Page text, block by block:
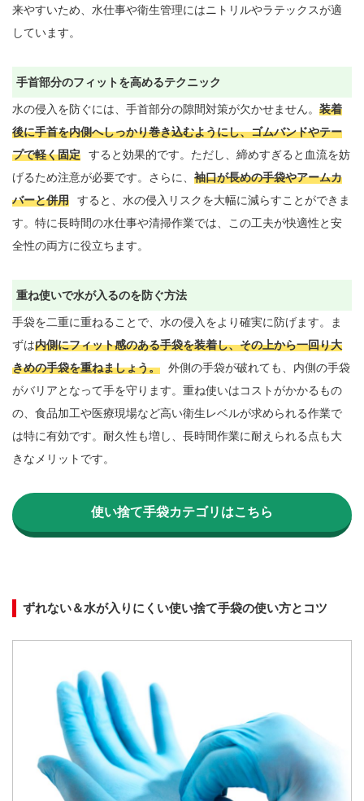
来やすいため、水仕事や衛生管理にはニトリルやラテックスが適
しています。
手首部分のフィットを高めるテクニック
水の侵入を防ぐには、手首部分の隙間対策が欠かせません。 装着
後に手首を内側へしっかり巻き込むようにし、ゴムバンドやテー
プで軽く固定
すると効果的です。ただし、締めすぎると血流を妨
げるため注意が必要です。さらに、 袖口が長めの手袋やアームカ
バーと併用
すると、水の侵入リスクを大幅に減らすことができま
す。特に長時間の水仕事や清掃作業では、この工夫が快適性と安
全性の両方に役立ちます。
重ね使いで水が入るのを防ぐ方法
手袋を二重に重ねることで、水の侵入をより確実に防げます。ま
ずは内側にフィット感のある手袋を装着し、その上から一回り大
きめの手袋を重ねましょう。
外側の手袋が破れても、内側の手袋
がバリアとなって手を守ります。重ね使いはコストがかかるもの
の、食品加工や医療現場など高い衛生レベルが求められる作業で
は特に有効です。耐久性も増し、長時間作業に耐えられる点も大
きなメリットです。
使い捨て手袋カテゴリはこちら
ずれない＆水が入りにくい使い捨て手袋の使い方とコツ